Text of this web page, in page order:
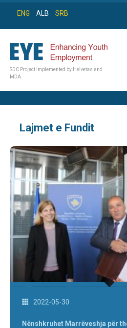
ENG ALB SRB
SDC Project Implemented by Helvetas and
MDA
Lajmet e Fundit
2022-05-30
Nënshkruhet Marrëveshja për